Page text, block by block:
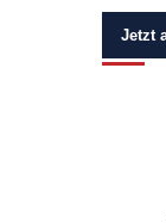
Jetzt